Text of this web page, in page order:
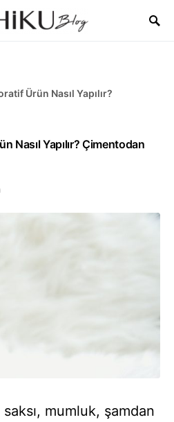
Ürün Nasıl Yapılır?
Nasıl Yapılır? Çimentodan
mumluk, şamdan